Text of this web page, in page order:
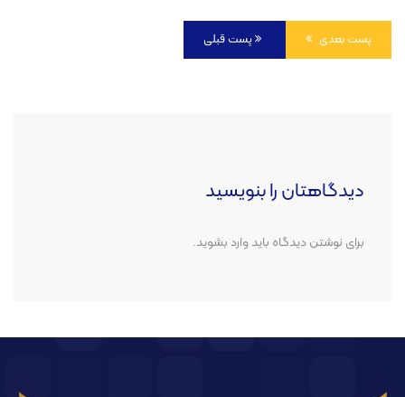
پست قبلی پست بعدی
دیدگاهتان را بنویسید
برای نوشتن دیدگاه بایدوارد بشوید.